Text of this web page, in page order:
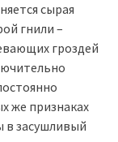
сырая
гнили –
гроздей
же признаках
в засушливый